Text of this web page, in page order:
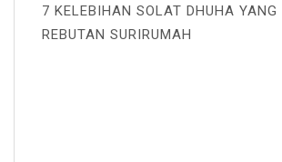
7 KELEBIHAN SOLAT DHUHA YANG
REBUTAN SURIRUMAH